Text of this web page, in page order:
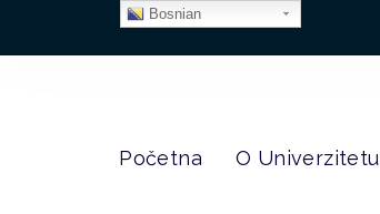
Početna O Univerzitetu
Bosnian